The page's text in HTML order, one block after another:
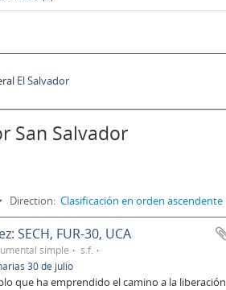
El Salvador
San Salvador
Direction: Clasificación en orden ascendente
SECH, FUR-30, UCA
simple
s.f.
30 de julio
que ha emprendido el camino a la liberación